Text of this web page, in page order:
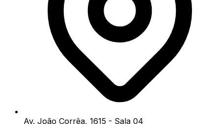
Av. João Corrêa, 1615 - Sala 04